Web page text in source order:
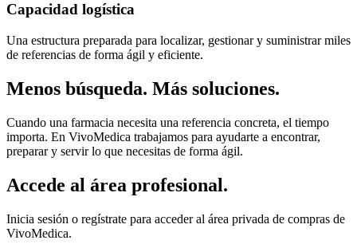
Capacidad logística
Una estructura preparada para localizar, gestionar y suministrar miles
de referencias de forma ágil y eficiente.
Menos búsqueda. Más soluciones.
Cuando una farmacia necesita una referencia concreta, el tiempo
importa. En VivoMedica trabajamos para ayudarte a encontrar,
preparar y servir lo que necesitas de forma ágil.
Accede al área profesional.
Inicia sesión o regístrate para acceder al área privada de compras de
VivoMedica.